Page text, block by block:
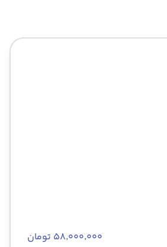
۵۸٬۰۰۰٬۰۰۰ تومان